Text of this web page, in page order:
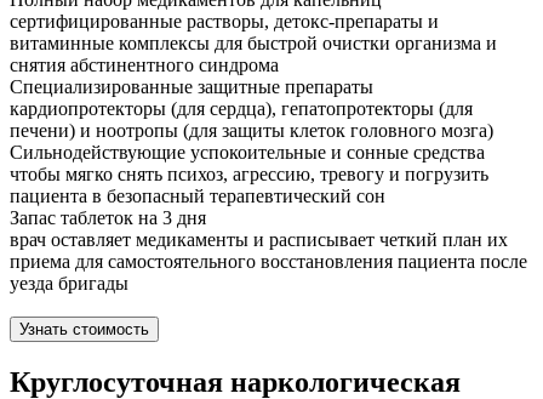
сертифицированные растворы, детокс-препараты и
витаминные комплексы для быстрой очистки организма и
снятия абстинентного синдрома
Специализированные защитные препараты
кардиопротекторы (для сердца), гепатопротекторы (для
печени) и ноотропы (для защиты клеток головного мозга)
Сильнодействующие успокоительные и сонные средства
чтобы мягко снять психоз, агрессию, тревогу и погрузить
пациента в безопасный терапевтический сон
Запас таблеток на 3 дня
врач оставляет медикаменты и расписывает четкий план их
приема для самостоятельного восстановления пациента после
уезда бригады
Узнать стоимость
Круглосуточная наркологическая